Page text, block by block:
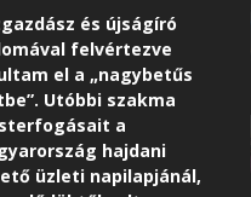
és újságíró
felvértezve
el a „nagybetűs
Utóbbi szakma
a
hajdani
üzleti napilapjánál,